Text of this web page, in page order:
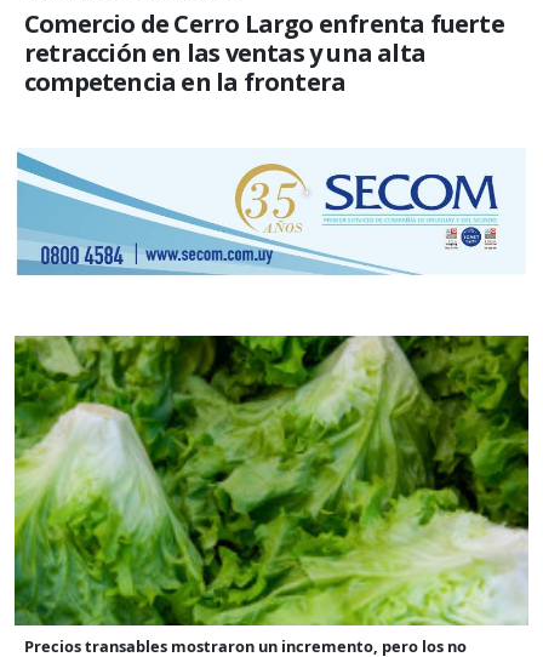
Comercio de Cerro Largo enfrenta fuerte
retracción en las ventas y una alta
competencia en la frontera
Precios transables mostraron un incremento, pero los no